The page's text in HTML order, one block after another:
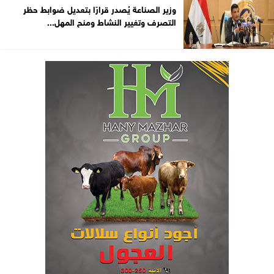
وزير الصناعة يُصدر قرارًا بتعديل ضوابط حظر
التصرف وتغيير النشاط ومنح المهل...